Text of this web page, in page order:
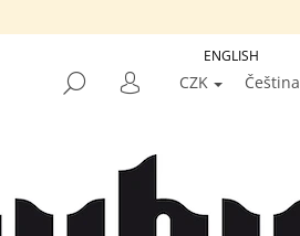
HLEDAT
PŘIHLÁŠENÍ
CZK Čeština
ENGLISH